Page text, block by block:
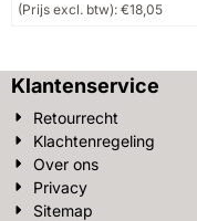
(Prijs excl. btw): €18,05
Klantenservice
Retourrecht
Klachtenregeling
Over ons
Privacy
Sitemap